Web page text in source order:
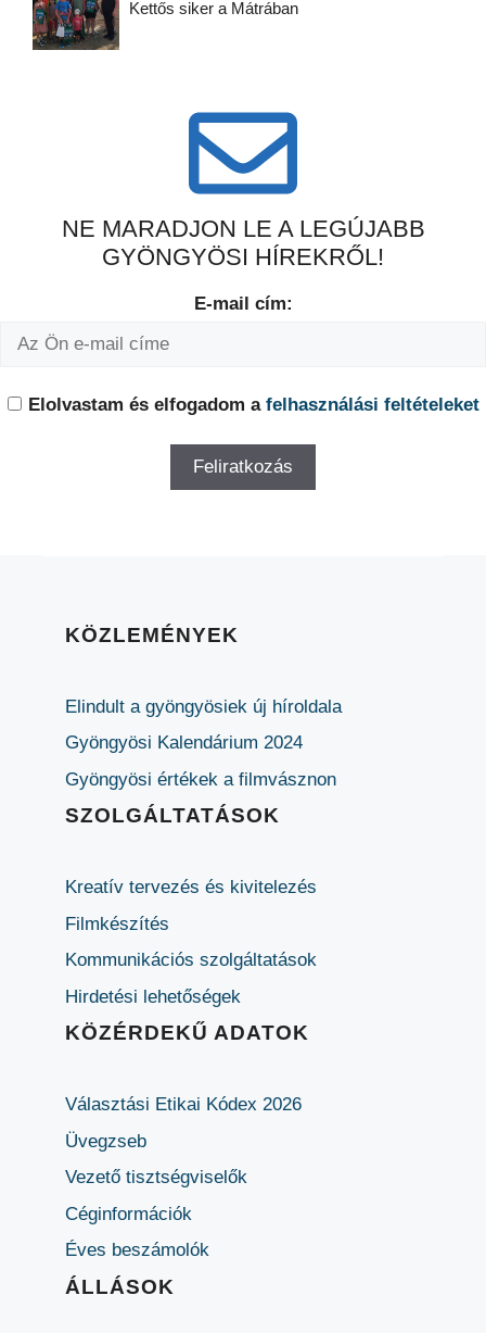
Kettős siker a Mátrában
NE MARADJON LE A LEGÚJABB
GYÖNGYÖSI HÍREKRŐL!
E-mail cím:
Elolvastam és elfogadom a felhasználási feltételeket
KÖZLEMÉNYEK
Elindult a gyöngyösiek új híroldala
Gyöngyösi Kalendárium 2024
Gyöngyösi értékek a filmvásznon
SZOLGÁLTATÁSOK
Kreatív tervezés és kivitelezés
Filmkészítés
Kommunikációs szolgáltatások
Hirdetési lehetőségek
KÖZÉRDEKŰ ADATOK
Választási Etikai Kódex 2026
Üvegzseb
Vezető tisztségviselők
Céginformációk
Éves beszámolók
ÁLLÁSOK